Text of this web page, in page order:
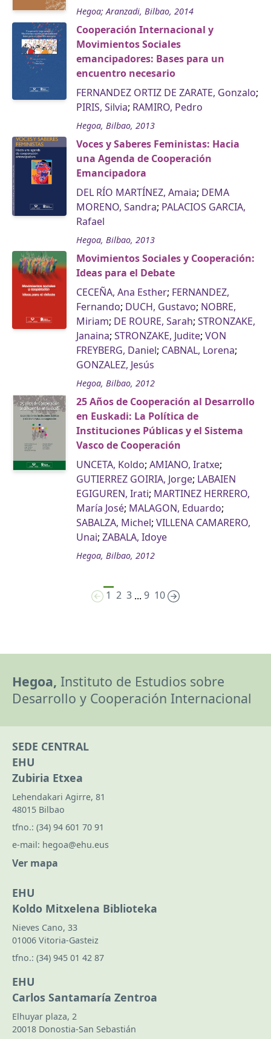
Hegoa; Aranzadi, Bilbao, 2014
Cooperación Internacional y
Movimientos Sociales
emancipadores: Bases para un
encuentro necesario
FERNANDEZ ORTIZ DE ZARATE, Gonzalo;
PIRIS, Silvia; RAMIRO, Pedro
Hegoa, Bilbao, 2013
Voces y Saberes Feministas: Hacia
una Agenda de Cooperación
Emancipadora
DEL RÍO MARTÍNEZ, Amaia; DEMA
MORENO, Sandra; PALACIOS GARCIA,
Rafael
Hegoa, Bilbao, 2013
Movimientos Sociales y Cooperación:
Ideas para el Debate
CECEÑA, Ana Esther; FERNANDEZ,
Fernando; DUCH, Gustavo; NOBRE,
Miriam; DE ROURE, Sarah; STRONZAKE,
Janaina; STRONZAKE, Judite; VON
FREYBERG, Daniel; CABNAL, Lorena;
GONZALEZ, Jesús
Hegoa, Bilbao, 2012
25 Años de Cooperación al Desarrollo
en Euskadi: La Política de
Instituciones Públicas y el Sistema
Vasco de Cooperación
UNCETA, Koldo; AMIANO, Iratxe;
GUTIERREZ GOIRIA, Jorge; LABAIEN
EGIGUREN, Irati; MARTINEZ HERRERO,
María José; MALAGON, Eduardo;
SABALZA, Michel; VILLENA CAMARERO,
Unai; ZABALA, Idoye
Hegoa, Bilbao, 2012
1 2 3 ... 9 10
Hegoa, Instituto de Estudios sobre
Desarrollo y Cooperación Internacional
SEDE CENTRAL
EHU
Zubiria Etxea
Lehendakari Agirre, 81
48015 Bilbao
tfno.: (34) 94 601 70 91
e-mail: hegoa@ehu.eus
Ver mapa
EHU
Koldo Mitxelena Biblioteka
Nieves Cano, 33
01006 Vitoria-Gasteiz
tfno.: (34) 945 01 42 87
EHU
Carlos Santamaría Zentroa
Elhuyar plaza, 2
20018 Donostia-San Sebastián